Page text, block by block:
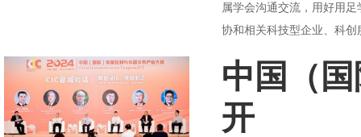
属学会沟通交流，用好用
协和相关科技型企业、科
中国（
开